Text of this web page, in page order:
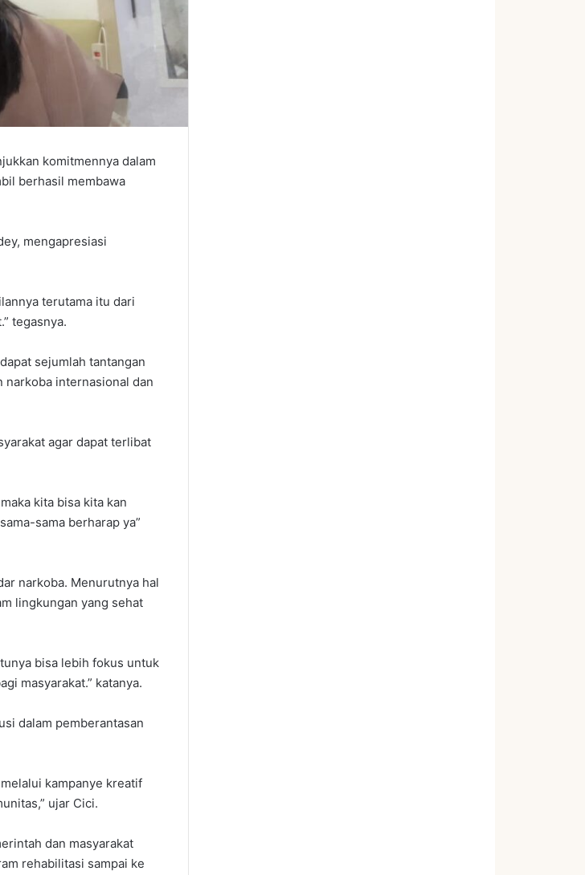
komitmennya dalam
berhasil membawa
mengapresiasi
terutama itu dari
tegasnya.
sejumlah tantangan
narkoba internasional dan
agar dapat terlibat
kita bisa kita kan
sama berharap ya”
narkoba. Menurutnya hal
lingkungan yang sehat
bisa lebih fokus untuk
masyarakat.” katanya.
dalam pemberantasan
kampanye kreatif
ujar Cici.
dan masyarakat
rehabilitasi sampai ke